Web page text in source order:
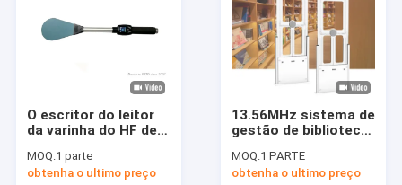
O escritor do leitor
da varinha do HF de
baseou o sistema de
gestão da biblioteca
MOQ:1 parte
obtenha o ultimo preço
13.56MHz sistema de
gestão de biblioteca
segurança RFID da
biblioteca da antena
MOQ:1 PARTE
obtenha o ultimo preço